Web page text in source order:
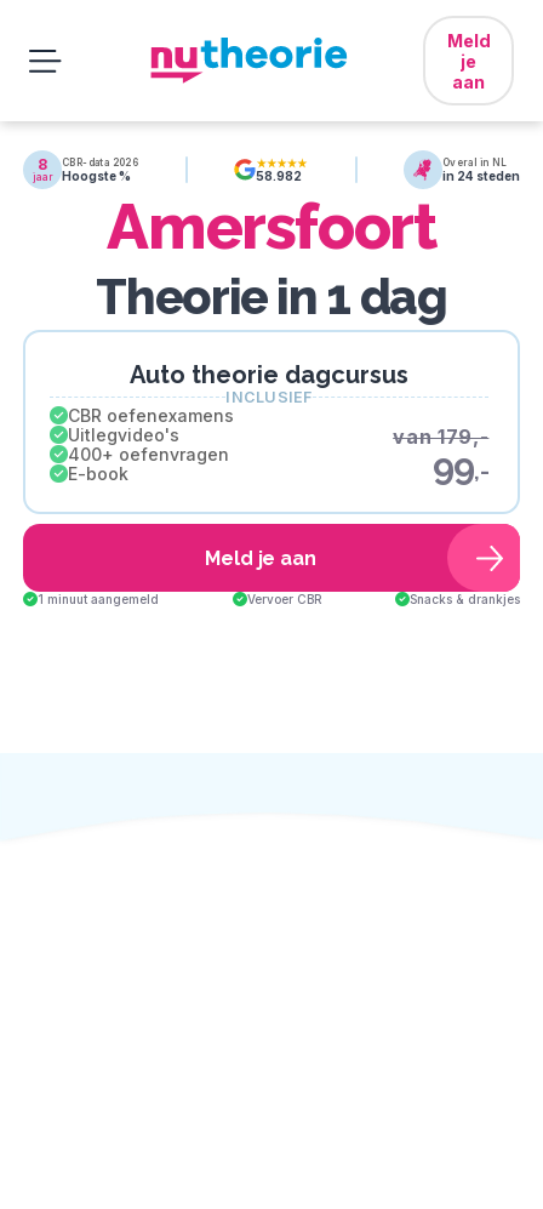
Meld
je
aan
8
jaar
CBR-data 2026
Hoogste % 58.982
Overal in NL
in 24 steden
Amersfoort
Theorie in 1 dag
Auto theorie dagcursus
INCLUSIEF
CBR oefenexamens
Uitlegvideo's
400+ oefenvragen
E-book
van 179,-
99,-
Meld je aan
1 minuut aangemeld Vervoer CBR Snacks & drankjes